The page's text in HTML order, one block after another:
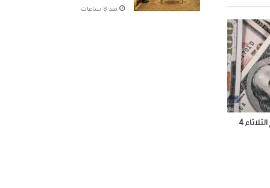
محمد
أسعار الدولار والعملات الأجنبية اليوم الثلاثاء 4
منذ 8 ساعات